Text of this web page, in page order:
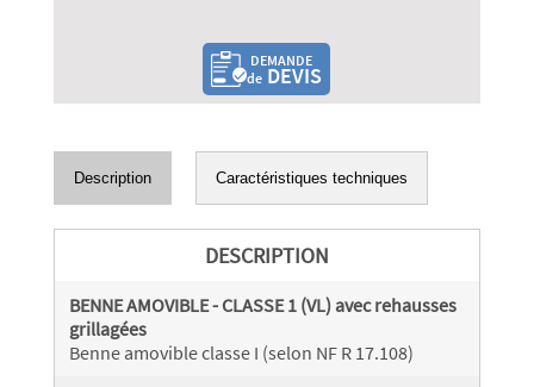
DEMANDE
deDEVIS
Description Caractéristiques techniques
DESCRIPTION
BENNE AMOVIBLE - CLASSE 1 (VL) avec rehausses
grillagées
Benne amovible classe I (selon NF R 17.108)